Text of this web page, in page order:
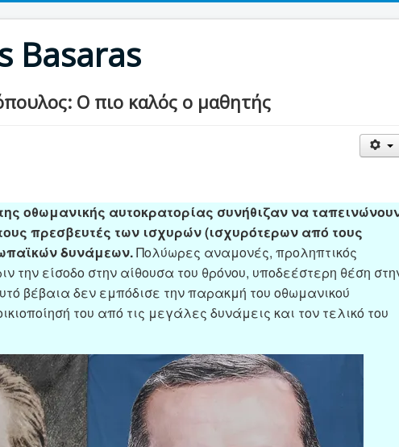
Basaras
Ο πιο καλός ο μαθητής
οθωμανικής αυτοκρατορίας συνήθιζαν να
πρεσβευτές των ισχυρών (ισχυρότερων από τους
δυνάμεων.Πολύωρες αναμονές, προληπτικός
την είσοδο στην αίθουσα του θρόνου, υποδεέστερη θέση
βέβαια δεν εμπόδισε την παρακμή του οθωμανικού
του από τις μεγάλες δυνάμεις και τον τελικό του